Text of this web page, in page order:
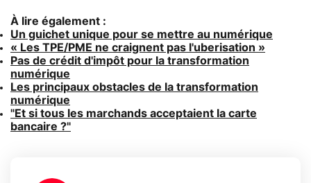
À lire également :
Un guichet unique pour se mettre au numérique
« Les TPE/PME ne craignent pas l'uberisation »
Pas de crédit d'impôt pour la transformation
numérique
Les principaux obstacles de la transformation
numérique
"Et si tous les marchands acceptaient la carte
bancaire ?"